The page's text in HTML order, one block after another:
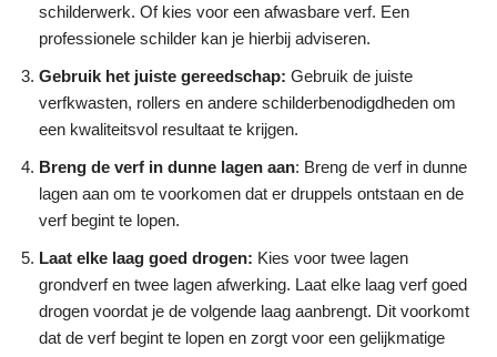
schilderwerk. Of kies voor een afwasbare verf. Een
professionele schilder kan je hierbij adviseren.
Gebruik het juiste gereedschap: Gebruik de juiste
verfkwasten, rollers en andere schilderbenodigdheden om
een kwaliteitsvol resultaat te krijgen.
Breng de verf in dunne lagen aan: Breng de verf in dunne
lagen aan om te voorkomen dat er druppels ontstaan en de
verf begint te lopen.
Laat elke laag goed drogen: Kies voor twee lagen
grondverf en twee lagen afwerking. Laat elke laag verf goed
drogen voordat je de volgende laag aanbrengt. Dit voorkomt
dat de verf begint te lopen en zorgt voor een gelijkmatige